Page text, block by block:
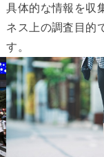
具体的な情報を収
ネス上の調査目的
す。